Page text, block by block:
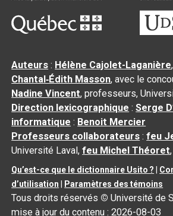
Auteurs : Hélène Cajolet-Laganière,
Chantal‑Édith Masson, avec le
Nadine Vincent, professeurs,
Direction lexicographique :Serge
informatique : Benoit Mercier
Professeurs collaborateurs :feu
Université Laval,feu Michel Théoret
Qu’est-ce que le dictionnaire Usito ?
d’utilisation
Paramètres des témoins
Tous droits réservés © Université de
mise à jour du contenu :2026-08-03